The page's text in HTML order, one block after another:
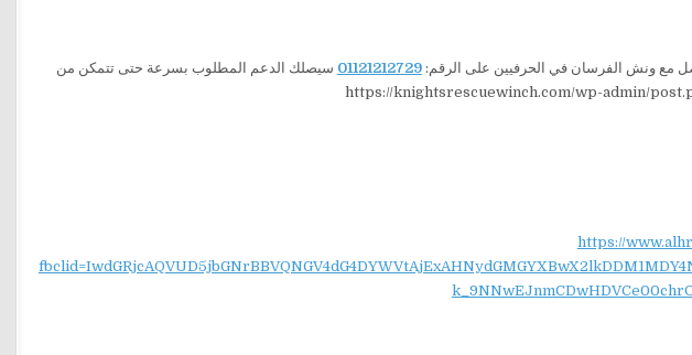
مع ونش الفرسان في الحرفيين على الرقم:01121212729 سيصلك الدعم المطلوب بسرعة حتى تتمكن من
https://